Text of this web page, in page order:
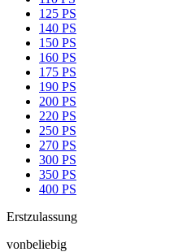
125 PS
140 PS
150 PS
160 PS
175 PS
190 PS
200 PS
220 PS
250 PS
270 PS
300 PS
350 PS
400 PS
Erstzulassung
vonbeliebig